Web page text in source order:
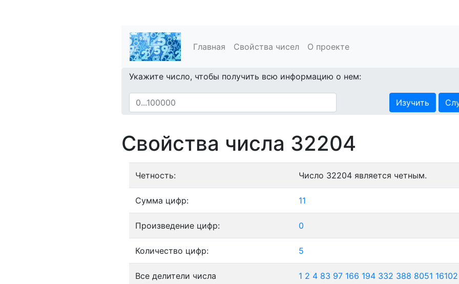
Главная Свойства чисел О проекте
Укажите число, чтобы получить всю информацию о нем:
Изучить
Свойства числа 32204
Четность: Число 32204 является четным.
Сумма цифр: 11
Произведение цифр: 0
Количество цифр: 5
Все делители числа 1 2 4 83 97 166 194 332 388 8051 16102